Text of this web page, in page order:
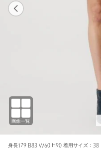
身長179 B83 W60 H90 着用サイズ：38